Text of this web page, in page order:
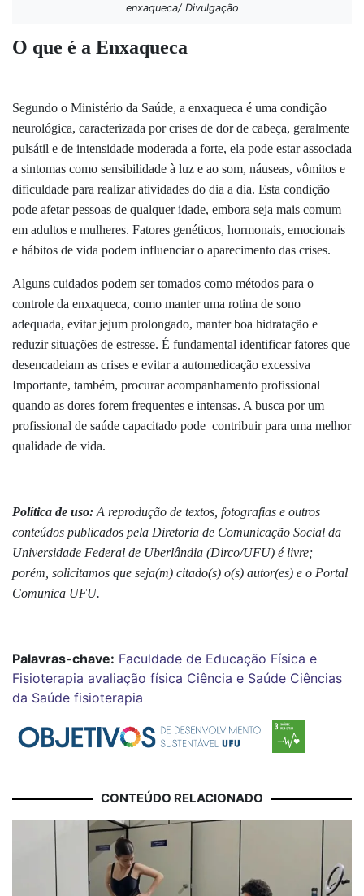
enxaqueca/ Divulgação
O que é a Enxaqueca
Segundo o Ministério da Saúde, a enxaqueca é uma condição
neurológica, caracterizada por crises de dor de cabeça, geralmente
pulsátil e de intensidade moderada a forte, ela pode estar associada
a sintomas como sensibilidade à luz e ao som, náuseas, vômitos e
dificuldade para realizar atividades do dia a dia. Esta condição
pode afetar pessoas de qualquer idade, embora seja mais comum
em adultos e mulheres. Fatores genéticos, hormonais, emocionais
e hábitos de vida podem influenciar o aparecimento das crises.
Alguns cuidados podem ser tomados como métodos para o
controle da enxaqueca, como manter uma rotina de sono
adequada, evitar jejum prolongado, manter boa hidratação e
reduzir situações de estresse. É fundamental identificar fatores que
desencadeiam as crises e evitar a automedicação excessiva
Importante, também, procurar acompanhamento profissional
quando as dores forem frequentes e intensas. A busca por um
profissional de saúde capacitado pode contribuir para uma melhor
qualidade de vida.
Política de uso: A reprodução de textos, fotografias e outros
conteúdos publicados pela Diretoria de Comunicação Social da
Universidade Federal de Uberlândia (Dirco/UFU) é livre;
porém, solicitamos que seja(m) citado(s) o(s) autor(es) e o Portal
Comunica UFU.
Palavras-chave: Faculdade de Educação Física e
Fisioterapia avaliação física Ciência e Saúde Ciências
da Saúde fisioterapia
CONTEÚDO RELACIONADO